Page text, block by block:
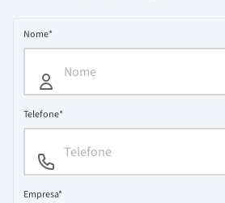
Nome*
Telefone*
Empresa*